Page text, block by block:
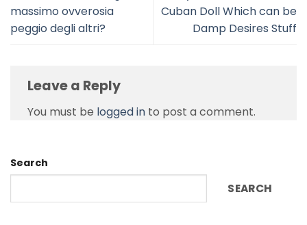
massimo ovverosia
peggio degli altri?
Cuban Doll Which can be
Damp Desires Stuff
Leave a Reply
You must be logged in to post a comment.
Search
SEARCH